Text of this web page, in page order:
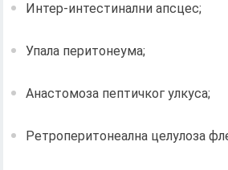
Интер-интестинални апсцес;
Упала перитонеума;
Анастомоза пептичког улкуса;
Ретроперитонеална целулоза